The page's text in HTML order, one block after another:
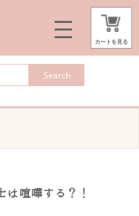
カートを見る
喧嘩する？！